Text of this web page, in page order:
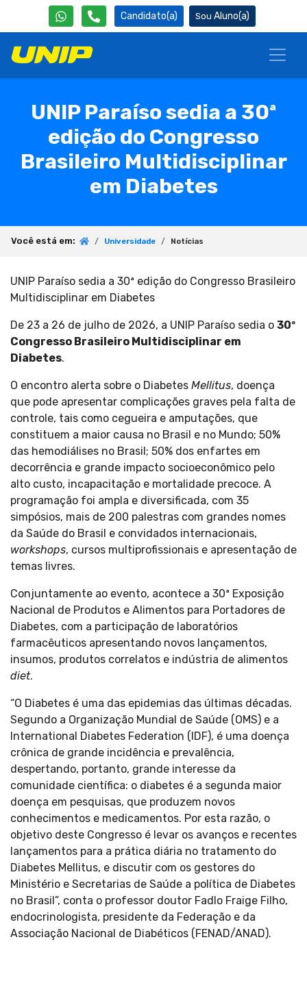
Candidato(a) Aluno(a)
UNIP Paraíso sedia a 30ª
edição do Congresso
Brasileiro Multidisciplinar
em Diabetes
Você está em: Universidade Notícias
UNIP Paraíso sedia a 30ª edição do Congresso Brasileiro
Multidisciplinar em Diabetes
De 23 a 26 de julho de 2026, a UNIP Paraíso sedia o 30º
Congresso Brasileiro Multidisciplinar em
Diabetes.
O encontro alerta sobre o Diabetes Mellitus, doença
que pode apresentar complicações graves pela falta de
controle, tais como cegueira e amputações, que
constituem a maior causa no Brasil e no Mundo; 50%
das hemodiálises no Brasil; 50% dos enfartes em
decorrência e grande impacto socioeconômico pelo
alto custo, incapacitação e mortalidade precoce. A
programação foi ampla e diversificada, com 35
simpósios, mais de 200 palestras com grandes nomes
da Saúde do Brasil e convidados internacionais,
workshops, cursos multiprofissionais e apresentação de
temas livres.
Conjuntamente ao evento, acontece a 30ª Exposição
Nacional de Produtos e Alimentos para Portadores de
Diabetes, com a participação de laboratórios
farmacêuticos apresentando novos lançamentos,
insumos, produtos correlatos e indústria de alimentos
diet.
“O Diabetes é uma das epidemias das últimas décadas.
Segundo a Organização Mundial de Saúde (OMS) e a
International Diabetes Federation (IDF), é uma doença
crônica de grande incidência e prevalência,
despertando, portanto, grande interesse da
comunidade científica: o diabetes é a segunda maior
doença em pesquisas, que produzem novos
conhecimentos e medicamentos. Por esta razão, o
objetivo deste Congresso é levar os avanços e recentes
lançamentos para a prática diária no tratamento do
Diabetes Mellitus, e discutir com os gestores do
Ministério e Secretarias de Saúde a política de Diabetes
no Brasil”, conta o professor doutor Fadlo Fraige Filho,
endocrinologista, presidente da Federação e da
Associação Nacional de Diabéticos (FENAD/ANAD).